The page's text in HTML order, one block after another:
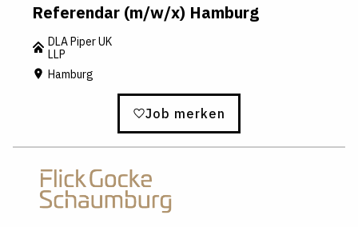
Referendar (m/w/x) Hamburg
DLA Piper UK
LLP
Hamburg
Job merken